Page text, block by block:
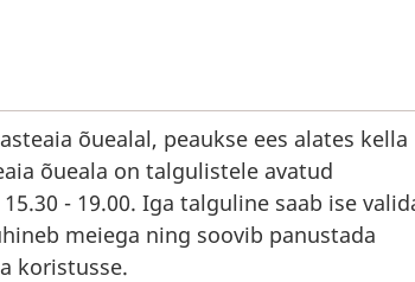
õuealal, peaukse ees alates kella
õueala on talgulistele avatud
- 19.00. Iga talguline saab ise
meiega ning soovib panustada
koristusse.